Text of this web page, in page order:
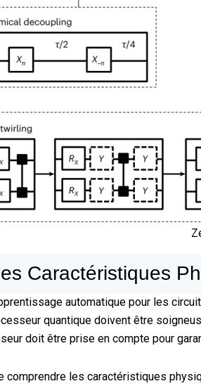
Caractéristiques
automatique pour les
quantique doivent être
doit être prise en compte pour
comprendre les caractéristiques